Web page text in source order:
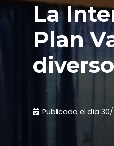
La
Plan
Publicado el día 30/